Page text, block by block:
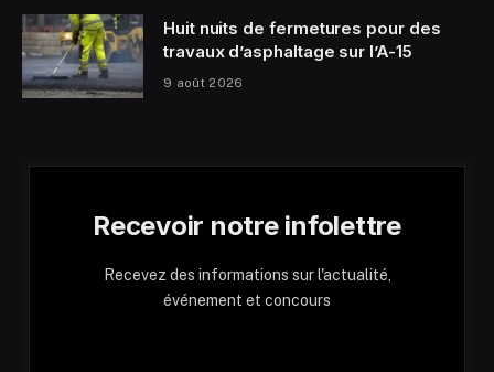
Huit nuits de fermetures pour des
travaux d’asphaltage sur l’A-15
9 août 2026
Recevoir notre infolettre
Recevez des informations sur l'actualité,
événement et concours